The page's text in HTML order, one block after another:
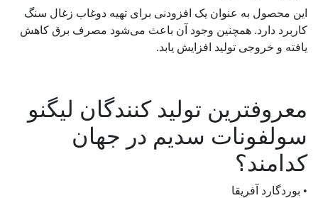
این محصول به عنوان یک افزودنی برای تهیه دوغاب زغال سنگ
کاربرد دارد. همچنین وجود آن باعث می‌شود مصرف برق کاهش
یافته و خروجی تولید افزایش یابد.
معروفترین تولید کنندگان لیگنو
سولفونات سدیم در جهان
کدامند؟
• بوردگارد آفریقا